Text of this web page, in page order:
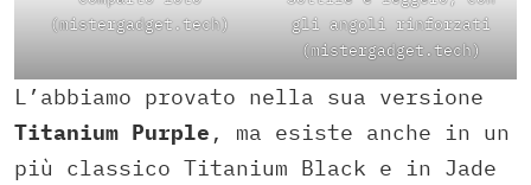
(mistergadget.tech)
gli angoli rinforzati
(mistergadget.tech)
L’abbiamo provato nella sua versione
Titanium Purple , ma esiste anche in un
più classico Titanium Black e in Jade